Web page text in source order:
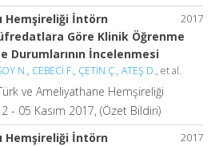
2017
Hemşireliği İntörn
Göre Klinik Öğrenme
Durumlarının İncelenmesi
N., CEBECİ F., ÇETİN Ç., ATEŞ D., et al.
ve Ameliyathane Hemşireliği
- 05 Kasım 2017, (Özet Bildiri)
2017
Hemşireliği İntörn